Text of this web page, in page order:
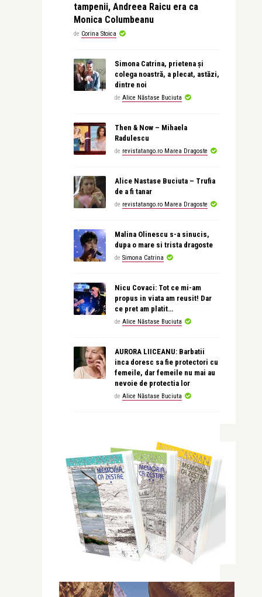
tampenii, Andreea Raicu era ca
Monica Columbeanu
de Corina Stoica
Simona Catrina, prietena și
colega noastră, a plecat, astăzi,
dintre noi
de Alice Năstase Buciuta
Then & Now – Mihaela
Radulescu
de revistatango.ro Marea Dragoste
Alice Nastase Buciuta – Trufia
de a fi tanar
de revistatango.ro Marea Dragoste
Malina Olinescu s-a sinucis,
dupa o mare si trista dragoste
de Simona Catrina
Nicu Covaci: Tot ce mi-am
propus in viata am reusit! Dar
ce pret am platit…
de Alice Năstase Buciuta
AURORA LIICEANU: Barbatii
inca doresc sa fie protectori cu
femeile, dar femeile nu mai au
nevoie de protectia lor
de Alice Năstase Buciuta